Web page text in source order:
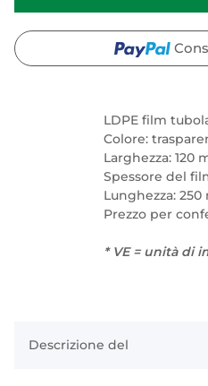
LDPE film
Colore:
Larghezza: 120
Spessore del
Lunghezza: 250
Prezzo per
* VE = unità di
Descrizione del